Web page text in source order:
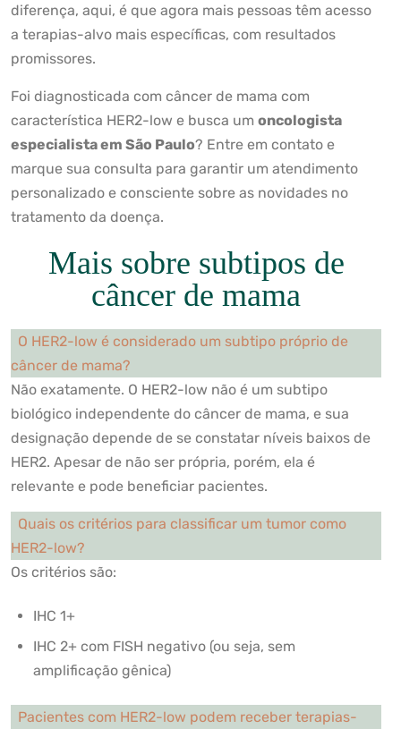
diferença, aqui, é que agora mais pessoas têm acesso
a terapias-alvo mais específicas, com resultados
promissores.
Foi diagnosticada com câncer de mama com
característica HER2-low e busca um oncologista
especialista em São Paulo? Entre em contato e
marque sua consulta para garantir um atendimento
personalizado e consciente sobre as novidades no
tratamento da doença.
Mais sobre subtipos de
câncer de mama
O HER2-low é considerado um subtipo próprio de
câncer de mama?
Não exatamente. O HER2-low não é um subtipo
biológico independente do câncer de mama, e sua
designação depende de se constatar níveis baixos de
HER2. Apesar de não ser própria, porém, ela é
relevante e pode beneficiar pacientes.
Quais os critérios para classificar um tumor como
HER2-low?
Os critérios são:
IHC 1+
IHC 2+ com FISH negativo (ou seja, sem
amplificação gênica)
Pacientes com HER2-low podem receber terapias-